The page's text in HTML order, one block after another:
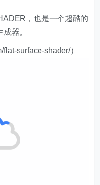
，也是一个超酷的
器。
flat-surface-shader/）